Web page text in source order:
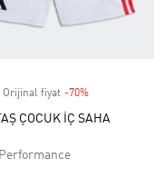
Orijinal fiyat -70%
ÇOCUK İÇ SAHA